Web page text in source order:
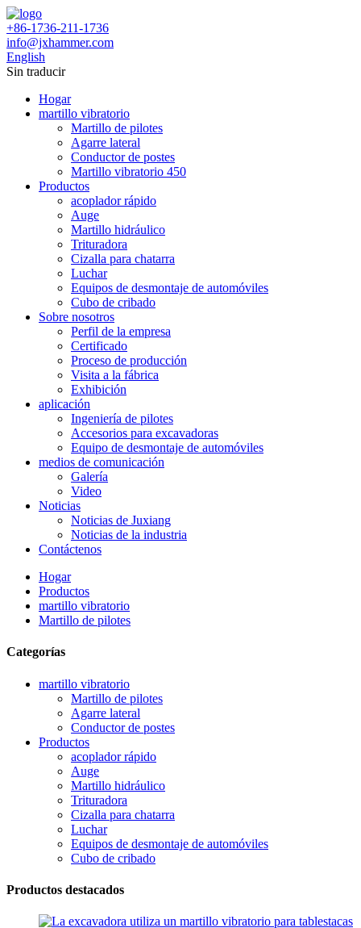
+86-1736-211-1736
info@jxhammer.com
English
Sin traducir
Hogar
martillo vibratorio
Martillo de pilotes
Agarre lateral
Conductor de postes
Martillo vibratorio 450
Productos
acoplador rápido
Auge
Martillo hidráulico
Trituradora
Cizalla para chatarra
Luchar
Equipos de desmontaje de automóviles
Cubo de cribado
Sobre nosotros
Perfil de la empresa
Certificado
Proceso de producción
Visita a la fábrica
Exhibición
aplicación
Ingeniería de pilotes
Accesorios para excavadoras
Equipo de desmontaje de automóviles
medios de comunicación
Galería
Video
Noticias
Noticias de Juxiang
Noticias de la industria
Contáctenos
Hogar
Productos
martillo vibratorio
Martillo de pilotes
Categorías
martillo vibratorio
Martillo de pilotes
Agarre lateral
Conductor de postes
Productos
acoplador rápido
Auge
Martillo hidráulico
Trituradora
Cizalla para chatarra
Luchar
Equipos de desmontaje de automóviles
Cubo de cribado
Productos destacados